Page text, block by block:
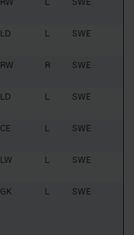
LD L SWE
RW R SWE
LD L SWE
CE L SWE
LW L SWE
GK L SWE